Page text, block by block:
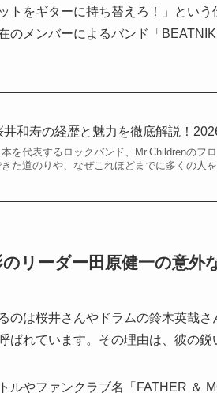
トをギターに持ち替えろ！」とい
のメンバーによるバンド「
井和寿の経歴と魅力を徹底解説！
本を代表するロックバンド、Mr.Childrenのフ
きた道のりや、なぜこれほどまでに多くの人
リーダー田原健一の意外
のは桜井さんやドラムの鈴木英哉
ばれています。その理由は、彼の鋭
ルやファンクラブ名「FATHER ＆